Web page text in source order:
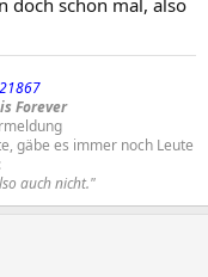
Forever
gäbe es immer noch Leute
auch nicht."